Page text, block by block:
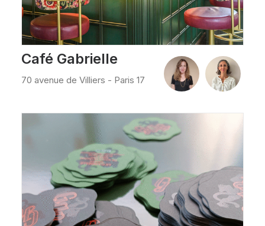
Café Gabrielle
70 avenue de Villiers - Paris 17